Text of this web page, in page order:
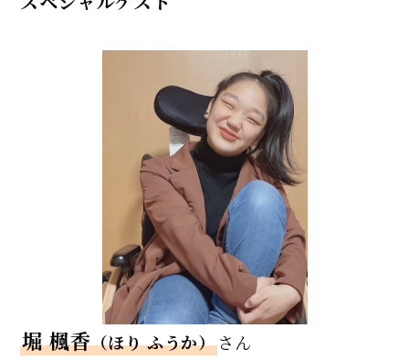
堀 楓香（ほり ふうか）さん